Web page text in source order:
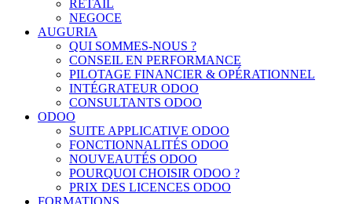
RETAIL
NEGOCE
AUGURIA
QUI SOMMES-NOUS ?
CONSEIL EN PERFORMANCE
PILOTAGE FINANCIER & OPÉRATIONNEL
INTÉGRATEUR ODOO
CONSULTANTS ODOO
ODOO
SUITE APPLICATIVE ODOO
FONCTIONNALITÉS ODOO
NOUVEAUTÉS ODOO
POURQUOI CHOISIR ODOO ?
PRIX DES LICENCES ODOO